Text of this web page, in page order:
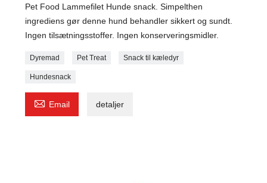
Pet Food Lammefilet Hunde snack. Simpelthen
ingrediens gør denne hund behandler sikkert og sundt.
Ingen tilsætningsstoffer. Ingen konserveringsmidler.
Dyremad Pet Treat Snack til kæledyr
Hundesnack
 Email detaljer